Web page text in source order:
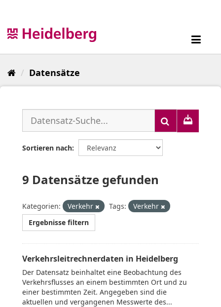
Datensätze
Sortieren nach
9 Datensätze gefunden
Kategorien: Verkehr Tags:
Verkehr
Ergebnisse filtern
Verkehrsleitrechnerdaten in Heidelberg
Der Datensatz beinhaltet eine Beobachtung des
Verkehrsflusses an einem bestimmten Ort und zu
einer bestimmten Zeit. Angegeben sind die
aktuellen und vergangenen Messwerte des...